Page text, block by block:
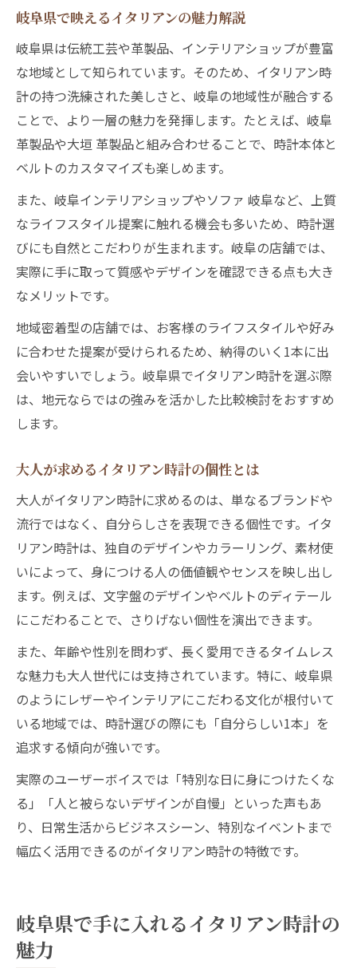
岐阜県で映えるイタリアンの魅力解説
岐阜県は伝統工芸や革製品、インテリアショップが豊富
な地域として知られています。そのため、イタリアン時
計の持つ洗練された美しさと、岐阜の地域性が融合する
ことで、より一層の魅力を発揮します。たとえば、岐阜
革製品や大垣 革製品と組み合わせることで、時計本体と
ベルトのカスタマイズも楽しめます。
また、岐阜インテリアショップやソファ 岐阜など、上質
なライフスタイル提案に触れる機会も多いため、時計選
びにも自然とこだわりが生まれます。岐阜の店舗では、
実際に手に取って質感やデザインを確認できる点も大き
なメリットです。
地域密着型の店舗では、お客様のライフスタイルや好み
に合わせた提案が受けられるため、納得のいく1本に出
会いやすいでしょう。岐阜県でイタリアン時計を選ぶ際
は、地元ならではの強みを活かした比較検討をおすすめ
します。
大人が求めるイタリアン時計の個性とは
大人がイタリアン時計に求めるのは、単なるブランドや
流行ではなく、自分らしさを表現できる個性です。イタ
リアン時計は、独自のデザインやカラーリング、素材使
いによって、身につける人の価値観やセンスを映し出し
ます。例えば、文字盤のデザインやベルトのディテール
にこだわることで、さりげない個性を演出できます。
また、年齢や性別を問わず、長く愛用できるタイムレス
な魅力も大人世代には支持されています。特に、岐阜県
のようにレザーやインテリアにこだわる文化が根付いて
いる地域では、時計選びの際にも「自分らしい1本」を
追求する傾向が強いです。
実際のユーザーボイスでは「特別な日に身につけたくな
る」「人と被らないデザインが自慢」といった声もあ
り、日常生活からビジネスシーン、特別なイベントまで
幅広く活用できるのがイタリアン時計の特徴です。
岐阜県で手に入れるイタリアン時計の
魅力